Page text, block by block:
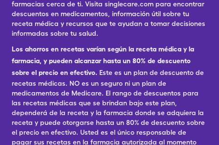
farmacias cerca de ti. Visita singlecare.com para encontrar
descuentos en medicamentos, información útil sobre tu
receta médica y recursos que te ayudan a tomar decisiones
informadas sobre tu salud.
Los ahorros en recetas varían según la receta médica y la
farmacia, y pueden alcanzar hasta un 80% de descuento
sobre el precio en efectivo. Este es un plan de descuento de
recetas médicas. NO es un seguro ni un plan de
medicamentos de Medicare. El rango de descuentos para
las recetas médicas que se brindan bajo este plan,
dependerá de la receta y la farmacia donde se adquiera la
receta y puede otorgarse hasta un 80% de descuento sobre
el precio en efectivo. Usted es el único responsable de
pagar sus recetas en la farmacia autorizada al momento